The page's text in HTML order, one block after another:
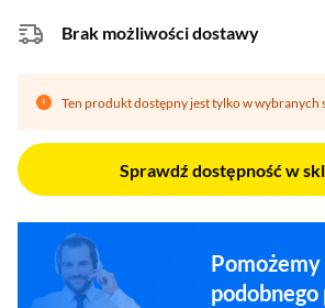
Brak możliwości dostawy
Ten produkt dostępny jest tylko w wybranych
Sprawdź dostępność w